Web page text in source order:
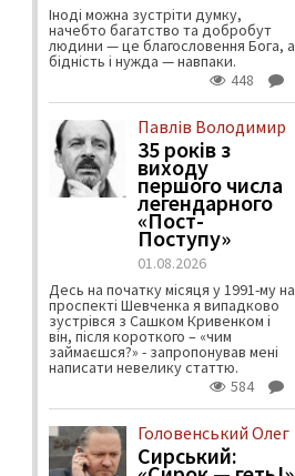
Іноді можна зустріти думку,
начебто багатство та добробут
людини — це благословення Бога, а
бідність і нужда — навпаки.
448
Павлів Володимир
35 років з
виходу
першого числа
легендарного
«Пост-
Поступу»
01.08.2026
Десь на початку місяця у 1991-му на
проспекті Шевченка я випадково
зустрівся з Сашком Кривенком і
він, після короткого – «чим
займаєшся?» - запропонував мені
написати невелику статтю.
584
Головенський Олег
Сирський: